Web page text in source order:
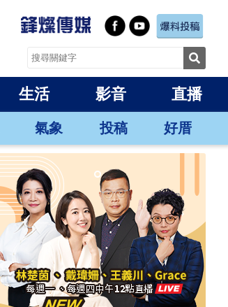
生活 影音 直播
氣象 投稿 好厝